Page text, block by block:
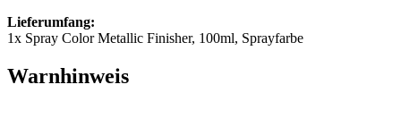
Lieferumfang:
1x Spray Color Metallic Finisher, 100ml, Sprayfarbe
Warnhinweis